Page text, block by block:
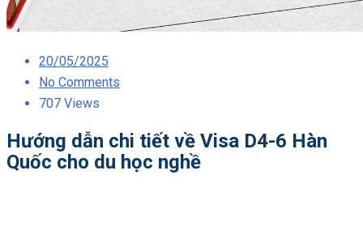
Posted
on
20/05/2025
No Comments
707 Views
Hướng dẫn chi tiết về Visa D4-6 Hàn
Quốc cho du học nghề